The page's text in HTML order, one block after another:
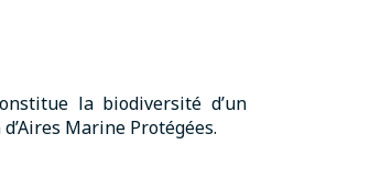
la biodiversité d’un
Marine Protégées.